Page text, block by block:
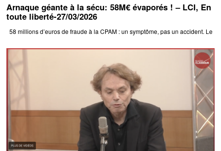
Arnaque géante à la sécu: 58M€ évaporés ! – LCI, En
toute liberté-27/03/2026
58 millions d’euros de fraude à la CPAM : un symptôme, pas un accident. Le